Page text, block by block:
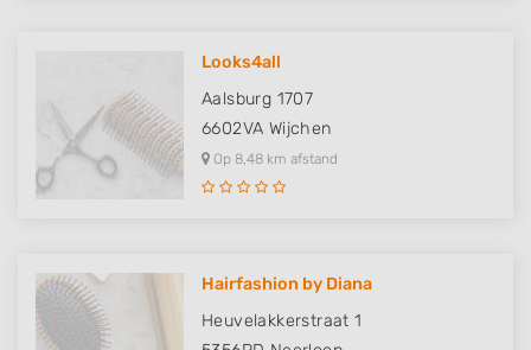
Looks4all
Aalsburg 1707
6602VA Wijchen
Op 8,48 km afstand
Hairfashion by Diana
Heuvelakkerstraat 1